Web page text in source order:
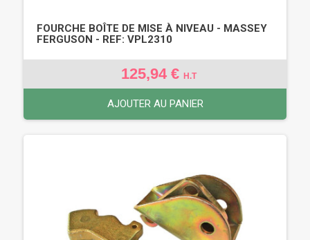
FOURCHE BOÎTE DE MISE À NIVEAU - MASSEY
FERGUSON - REF: VPL2310
125,94 € H.T
AJOUTER AU PANIER